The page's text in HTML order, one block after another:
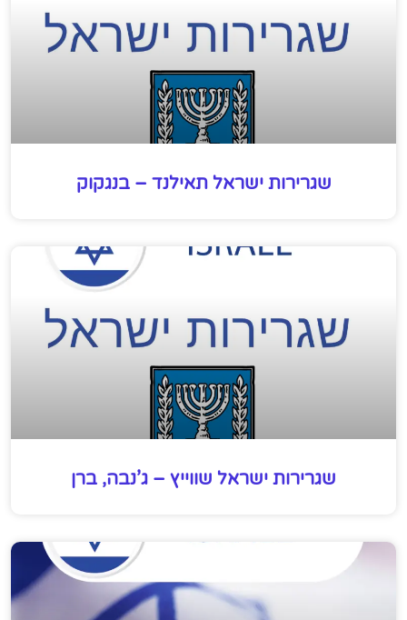
שגרירות ישראל תאילנד – בנגקוק
שגרירות ישראל שווייץ – ג’נבה, ברן